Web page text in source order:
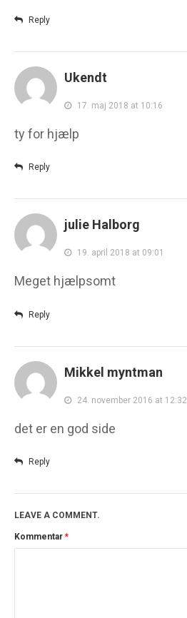
Reply
Ukendt
17. maj 2018 at 10:16
ty for hjælp
Reply
julie Halborg
19. april 2018 at 09:01
Meget hjælpsomt
Reply
Mikkel myntman
24. november 2016 at 12:32
det er en god side
Reply
LEAVE A COMMENT.
Kommentar *